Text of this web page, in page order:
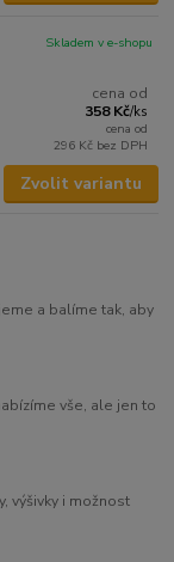
cena od
358 Kč/ks
cena od
296 Kč bez DPH
Skladem v e-shopu
Zvolit variantu
a balíme tak, aby
vše, ale jen to
výšivky i možnost